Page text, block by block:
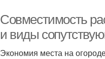
Совместимость
и виды
Экономия места на